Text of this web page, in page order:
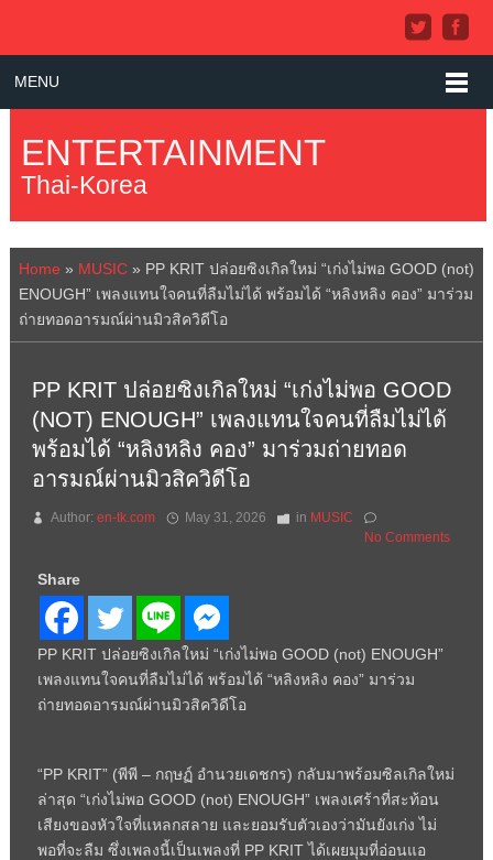
MENU
ENTERTAINMENT
Thai-Korea
Home » MUSIC» PP KRIT ปล่อยซิงเกิลใหม่ “เก่งไม่พอ GOOD (not)
ENOUGH” เพลงแทนใจคนที่ลืมไม่ได้ พร้อมได้ “หลิงหลิง คอง” มาร่วม
ถ่ายทอดอารมณ์ผ่านมิวสิควิดีโอ
PP KRIT ปล่อยซิงเกิลใหม่ “เก่งไม่พอ GOOD
(NOT) ENOUGH” เพลงแทนใจคนที่ลืมไม่ได้
พร้อมได้ “หลิงหลิง คอง” มาร่วมถ่ายทอด
อารมณ์ผ่านมิวสิควิดีโอ
Author: en-tk.com May 31, 2026 in MUSIC
No Comments
Share
PP KRIT ปล่อยซิงเกิลใหม่ “เก่งไม่พอ GOOD (not) ENOUGH”
เพลงแทนใจคนที่ลืมไม่ได้ พร้อมได้ “หลิงหลิง คอง” มาร่วม
ถ่ายทอดอารมณ์ผ่านมิวสิควิดีโอ
“PP KRIT” (พีพี – กฤษฏ์ อำนวยเดชกร) กลับมาพร้อมซิลเกิลใหม่
ล่าสุด “เก่งไม่พอ GOOD (not) ENOUGH” เพลงเศร้าที่สะท้อน
เสียงของหัวใจที่แหลกสลาย และยอมรับตัวเองว่ามันยังเก่ง ไม่
พอที่จะลืม ซึ่งเพลงนี้เป็นเพลงที่ PP KRIT ได้เผยมุมที่อ่อนแอ